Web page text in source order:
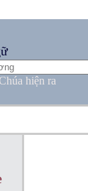
hiện ra